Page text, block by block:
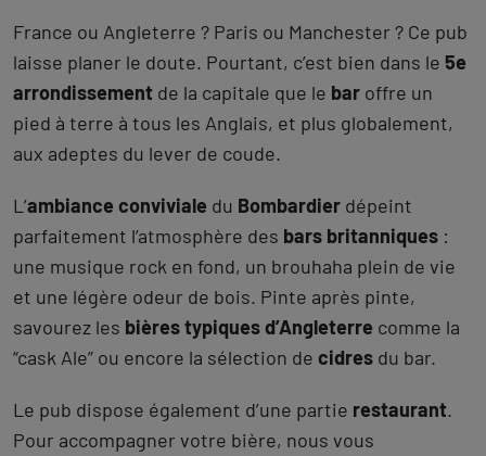
France ou Angleterre ? Paris ou Manchester ? Ce pub
laisse planer le doute. Pourtant, c’est bien dans le 5e
arrondissement de la capitale que le bar offre un
pied à terre à tous les Anglais, et plus globalement,
aux adeptes du lever de coude.
L’ambiance conviviale du Bombardier dépeint
parfaitement l’atmosphère des bars britanniques :
une musique rock en fond, un brouhaha plein de vie
et une légère odeur de bois. Pinte après pinte,
savourez les bières typiques d’Angleterre comme la
“cask Ale” ou encore la sélection de cidres du bar.
Le pub dispose également d’une partie restaurant.
Pour accompagner votre bière, nous vous